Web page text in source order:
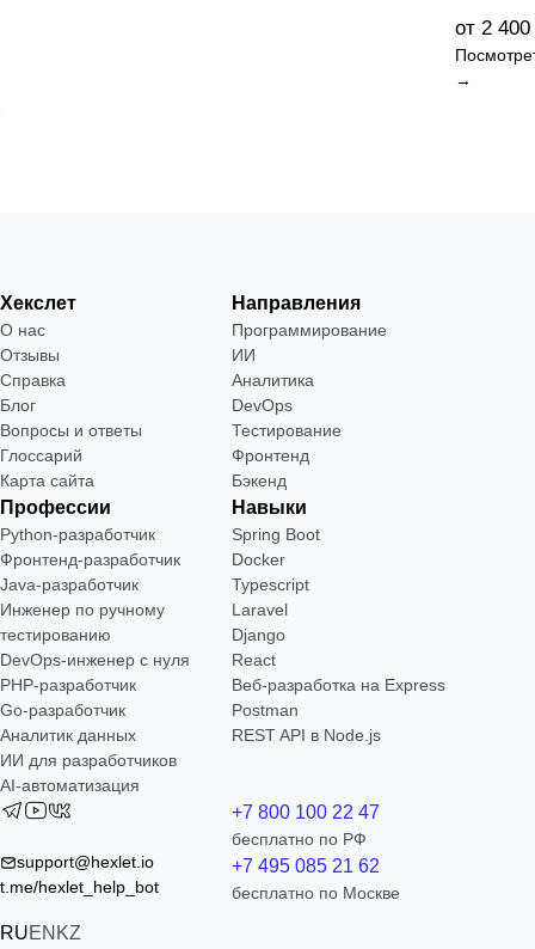
от 2
→
Хекслет
О нас
Отзывы
Справка
Блог
Вопросы и ответы
Глоссарий
Карта сайта
Направления
Программирование
ИИ
Аналитика
DevOps
Тестирование
Фронтенд
Бэкенд
Профессии
Python-разработчик
Фронтенд-разработчик
Java-разработчик
Инженер по ручному
тестированию
DevOps-инженер с нуля
РНР-разработчик
Go-разработчик
Аналитик данных
ИИ для разработчиков
AI-автоматизация
Навыки
Spring Boot
Docker
Typescript
Laravel
Django
React
Веб-разработка на Express
Postman
REST API в Node.js
support@hexlet.io
t.me/hexlet_help_bot
RUEN KZ
+7 800 100 22 47
бесплатно по РФ
+7 495 085 21 62
бесплатно по Москве